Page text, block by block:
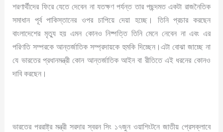
শরণার্থীদের ফিরে যেতে দেবেন না যতক্ষণ পর্যন্ত তার পছন্দমত একটা রাজনৈতিক
সমাধান পূর্ব পাকিস্তানের ওপর চাপিয়ে দেয়া হচ্ছে। তিনি প্রচার করছেন
বাংলাদেশের মৃত্যু হয় এমন কোনও নিষ্পত্তি তিনি মেনে নেবেন না এবং এর
পরিণতি সম্পরকে আন্তর্জাতিক সম্প্রদায়কে হুমকি দিচ্ছেন।এটা বোঝা জাচ্ছে না
যে ভারতের প্রধানমন্ত্রী কোন আন্তর্জাতিক আইন বা রীতিতে এই ধরনের কোনও
দাবি করছেন।
ভারতের পররাষ্ট্র মন্ত্রী সরদার স্বরন সিং ১৭জুন ওয়াশিংটনে জাতীয় প্রেসক্লাবে